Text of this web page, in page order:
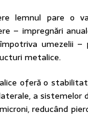
lemnul pare o
– impregnări
umezelii –
metalice.
oferă o
a sistemelor
reducând